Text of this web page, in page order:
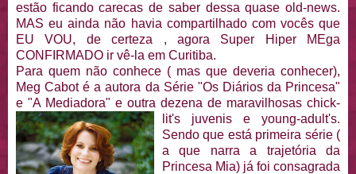
estão ficando carecas de saber dessa quase old-news.
MAS eu ainda não havia compartilhado com vocês que
EU VOU, de certeza , agora Super Hiper MEga
CONFIRMADO ir vê-la em Curitiba.
Para quem não conhece ( mas que deveria conhecer),
Meg Cabot é a autora da Série "Os Diários da Princesa"
e "A Mediadora" e outra dezena de maravilhosas chick-
lit's juvenis e young-adult's.
Sendo que está primeira série (
a que narra a trajetória da
Princesa Mia) já foi consagrada